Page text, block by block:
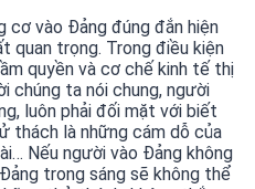
cơ vào Đảng đúng đắn hiện
quan trọng. Trong điều kiện
quyền và cơ chế kinh tế thị
chúng ta nói chung, người
luôn phải đối mặt với biết
thách là những cám dỗ của
Nếu người vào Đảng không
trong sáng sẽ không thể